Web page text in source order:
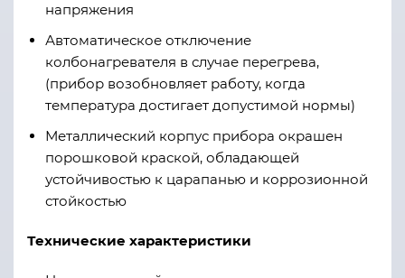
напряжения
Автоматическое отключение
колбонагревателя в случае перегрева,
(прибор возобновляет работу, когда
температура достигает допустимой нормы)
Металлический корпус прибора окрашен
порошковой краской, обладающей
устойчивостью к царапанью и коррозионной
стойкостью
Технические характеристики